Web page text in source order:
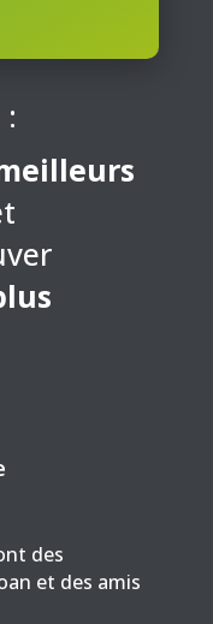
des
et des amis